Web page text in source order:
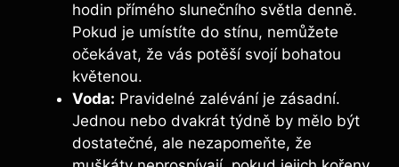
hodin přímého slunečního světla denně.
Pokud je umístíte do stínu, nemůžete
očekávat, že vás potěší svojí bohatou
květenou.
Voda: Pravidelné zalévání je zásadní.
Jednou nebo dvakrát týdně by mělo být
dostatečné, ale nezapomeňte, že